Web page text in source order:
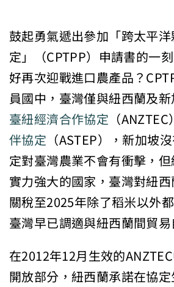
鼓起勇氣遞出參加「跨太平
定」（CPTPP）申請書的一
好再次迎戰進口農產品？
員國中，臺灣僅與紐西蘭及
臺紐經濟合作協定 （
伴協定 （ASTEP），新加坡
定對臺灣農業不會有衝擊，
實力強大的國家，臺灣對紐
關稅至2025年除了稻米以外
臺灣早已調適與紐西蘭間貿
在2012年12月生效的
開放部分，紐西蘭承諾在協